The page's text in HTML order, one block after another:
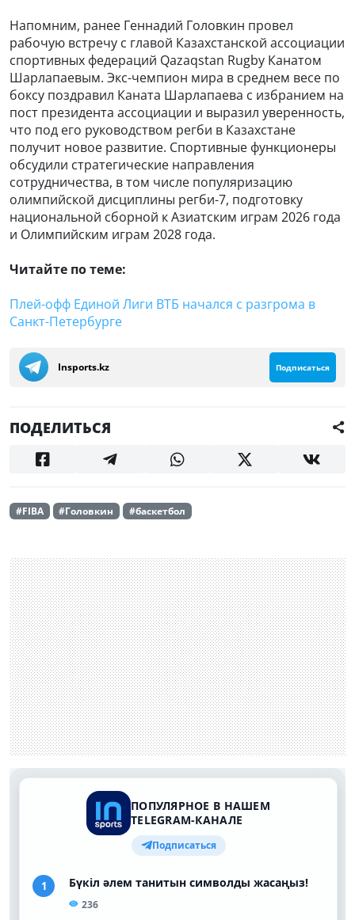
Напомним, ранее Геннадий Головкин провел
рабочую встречу с главой Казахстанской ассоциации
спортивных федераций Qazaqstan Rugby Канатом
Шарлапаевым. Экс-чемпион мира в среднем весе по
боксу поздравил Каната Шарлапаева с избранием на
пост президента ассоциации и выразил уверенность,
что под его руководством регби в Казахстане
получит новое развитие. Спортивные функционеры
обсудили стратегические направления
сотрудничества, в том числе популяризацию
олимпийской дисциплины регби-7, подготовку
национальной сборной к Азиатским играм 2026 года
и Олимпийским играм 2028 года.
Читайте по теме:
Плей-офф Единой Лиги ВТБ начался с разгрома в
Санкт-Петербурге
Insports.kz Подписаться
ПОДЕЛИТЬСЯ
#FIBA #Головкин #баскетбол